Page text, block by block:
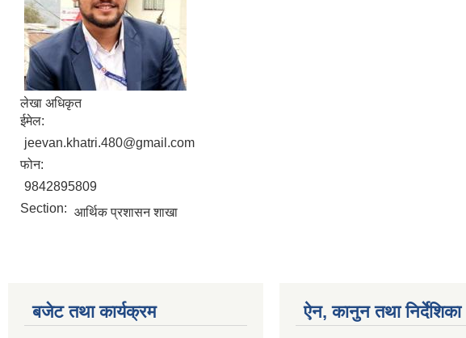
लेखा अधिकृत
ईमेल:
jeevan.khatri.480@gmail.com
फोन:
9842895809
Section: आर्थिक प्रशासन शाखा
बजेट तथा कार्यक्रम ऐन, कानुन तथा निर्देशिका